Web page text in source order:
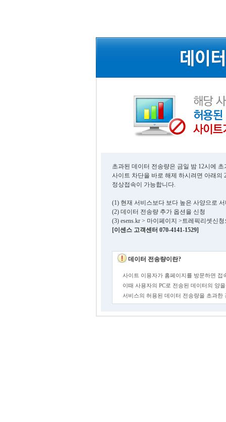
초과된 데이터 전송량은 금일 밤 12시에
사이트 차단을 바로 해제 하시려면 아래의
정상접속이 가능합니다.
(1) 현재 서비스보다 보다 높은 사양으로
(2) 데이터 전송량 추가 옵션을 신청
(3) esens.kr > 마이페이지 >트레픽리셋신
[이센스 고객센터 070-4141-1529]
데이터 전송량이란?
사이트 이용자가 홈페이지를 방문하면 접
이때 사용자의 PC로 전송된 데이터의 양
서비스의 허용된 데이터 전송량을 초과